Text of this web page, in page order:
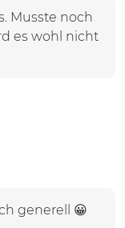
Musste noch
es wohl nicht
generell 😀